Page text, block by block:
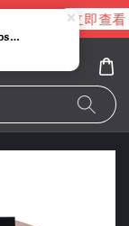
立即查看
Rock Burwell - 愛你致死不渝 Obsession 【紅色彩膠】（黑膠唱片 LP）